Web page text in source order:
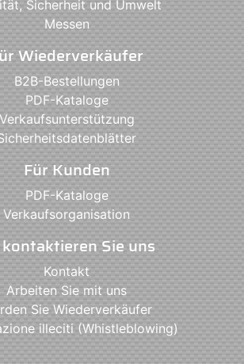
Sicherheit und Umwelt
Messen
Wiederverkäufer
B2B-Bestellungen
PDF-Kataloge
Für Kunden
PDF-Kataloge
Verkaufsorganisation
Sie uns
Kontakt
Arbeiten Sie mit uns
Sie Wiederverkäufer
illeciti (Whistleblowing)